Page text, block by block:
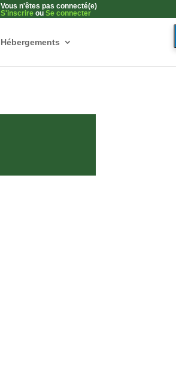
Vous n'êtes pas connecté(e)
S'inscrire ou Se connecter
Hébergements